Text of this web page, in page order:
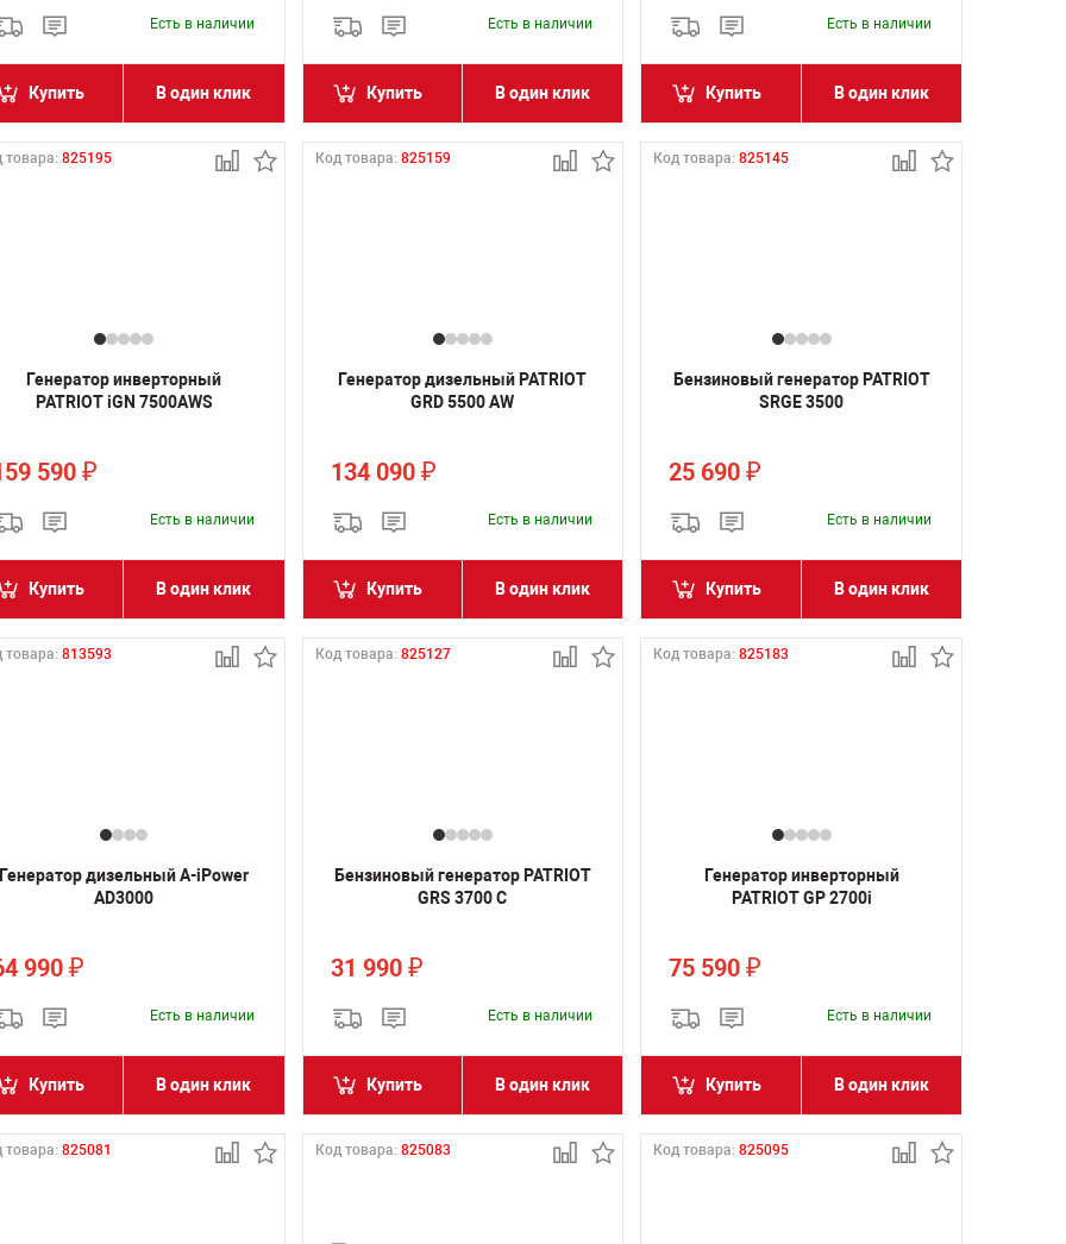
Есть в наличии
Купить В один клик
Есть в наличии
Купить В один клик
Есть в наличии
Купить В один клик
товара: 825195
Генератор инверторный
PATRIOT iGN 7500AWS
590 ₽
Есть в наличии
Купить В один клик
Код товара: 825159
Генератор дизельный PATRIOT
GRD 5500 AW
134 090 ₽
Есть в наличии
Купить В один клик
Код товара:825145
Бензиновый генератор PATRIOT
SRGE 3500
25 690₽
Есть в наличии
Купить В один клик
товара: 813593
Генератор дизельный A-iPower
AD3000
990 ₽
Есть в наличии
Купить В один клик
Код товара: 825127
Бензиновый генератор PATRIOT
GRS 3700 C
31 990 ₽
Есть в наличии
Купить В один клик
Код товара:825183
Генератор инверторный
PATRIOT GP 2700i
75 590₽
Есть в наличии
Купить В один клик
товара: 825081 Код товара: 825083 Код товара:825095